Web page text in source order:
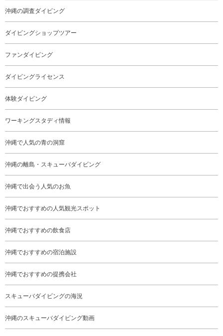
沖縄の調査ダイビング
ダイビングショップツアー
ファンダイビング
ダイビングライセンス
体験ダイビング
ワーキングスタディ情報
沖縄で人気の青の洞窟
沖縄の離島・スキューバダイビング
沖縄で出会う人気のお魚
沖縄でおすすめの人気観光スポット
沖縄でおすすめの飲食店
沖縄でおすすめの宿泊施設
沖縄でおすすめの提携会社
スキューバダイビングの海況
沖縄のスキューバダイビング動画